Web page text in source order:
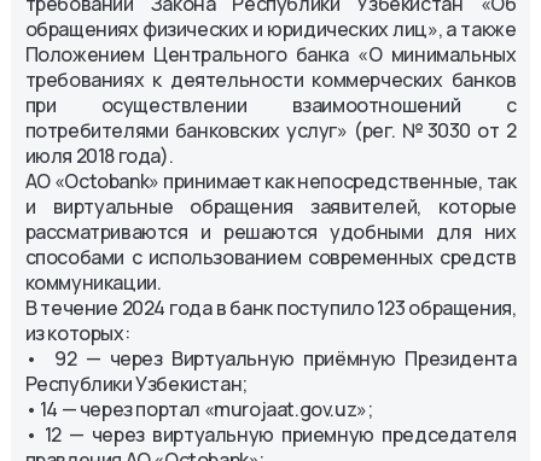
обращениях физических и юридических лиц», а также
Положением Центрального банка «О минимальных
требованиях к деятельности коммерческих банков
при осуществлении взаимоотношений с
потребителями банковских услуг» (рег. №3030 от 2
июля 2018 года).
АО «Octobank» принимает как непосредственные, так
и виртуальные обращения заявителей, которые
рассматриваются и решаются удобными для них
способами с использованием современных средств
коммуникации.
В течение 2024 года в банк поступило 123 обращения,
из которых:
• 92 — через Виртуальную приёмную Президента
Республики Узбекистан;
• 14 — через портал «murojaat.gov.uz»;
• 12 — через виртуальную приемную председателя